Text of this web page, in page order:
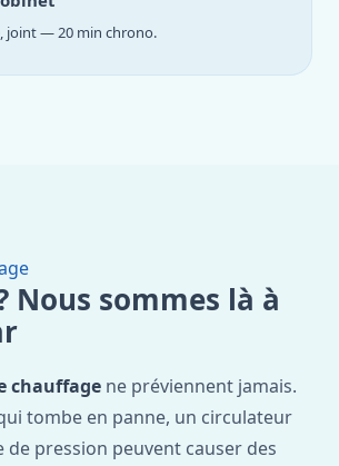
joint — 20 min chrono.
Nous sommes là à
chauffage ne préviennent jamais.
tombe en panne, un circulateur
de pression peuvent causer des